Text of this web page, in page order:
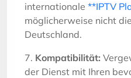
internationale **IPTV
möglicherweise nicht
Deutschland.
7. Kompatibilität:
der Dienst mit Ihren